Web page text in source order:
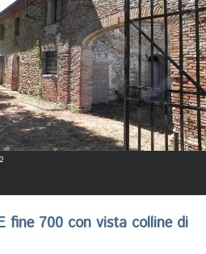
2
fine 700 con vista colline di